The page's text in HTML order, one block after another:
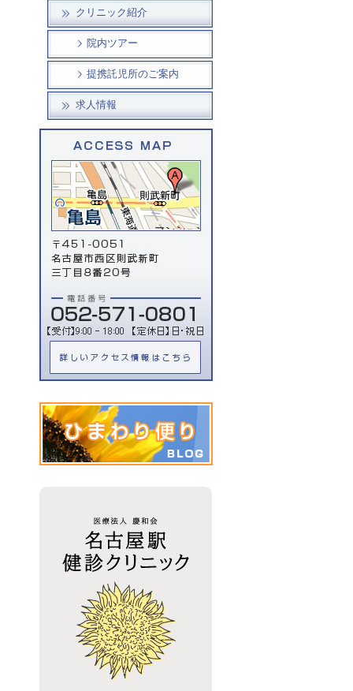
クリニック紹介
院内ツアー
提携託児所のご案内
求人情報